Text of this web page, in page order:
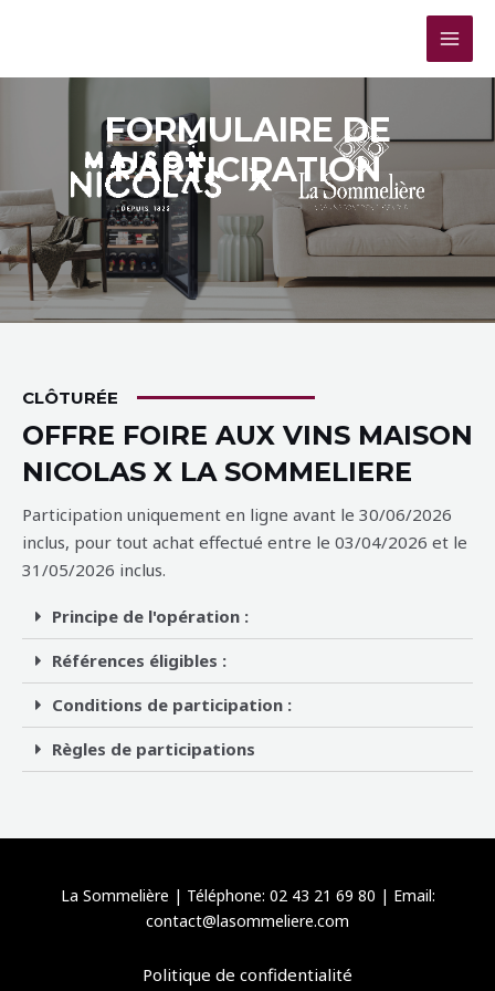
FORMULAIRE DE
PARTICIPATION
CLÔTURÉE
OFFRE FOIRE AUX VINS MAISON
NICOLAS X LA SOMMELIERE
Participation uniquement en ligne avant le 30/06/2026
inclus, pour tout achat effectué entre le 03/04/2026 et le
31/05/2026 inclus.
Principe de l'opération :
Références éligibles :
Conditions de participation :
Règles de participations
La Sommelière | Téléphone: 02 43 21 69 80 | Email:
contact@lasommeliere.com
Politique de confidentialité